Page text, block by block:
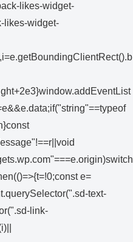
likes-widget-
likes-widget-
e=
text-
link-